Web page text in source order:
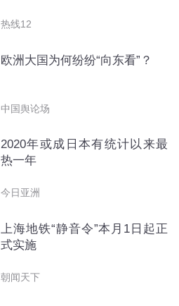
热线12
欧洲大国为何纷纷“向东看”？
中国舆论场
2020年或成日本有统计以来最
热一年
今日亚洲
上海地铁“静音令”本月1日起正
式实施
朝闻天下